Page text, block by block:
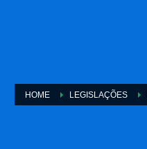
HOME LEGISLAÇÕES